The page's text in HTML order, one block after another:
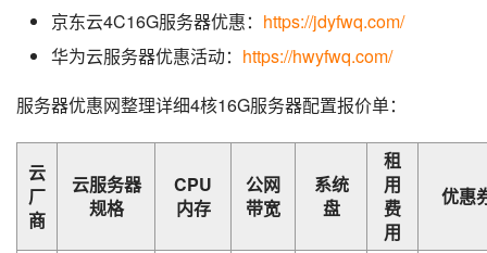
京东云4C16G服务器优惠： https://jdyfwq.com/
华为云服务器优惠活动： https://hwyfwq.com/
服务器优惠网整理详细4核16G服务器配置报价单：
云
厂
商
云服务器
规格
CPU
内存
公网
带宽
系统
盘
租
用
费
用
优惠